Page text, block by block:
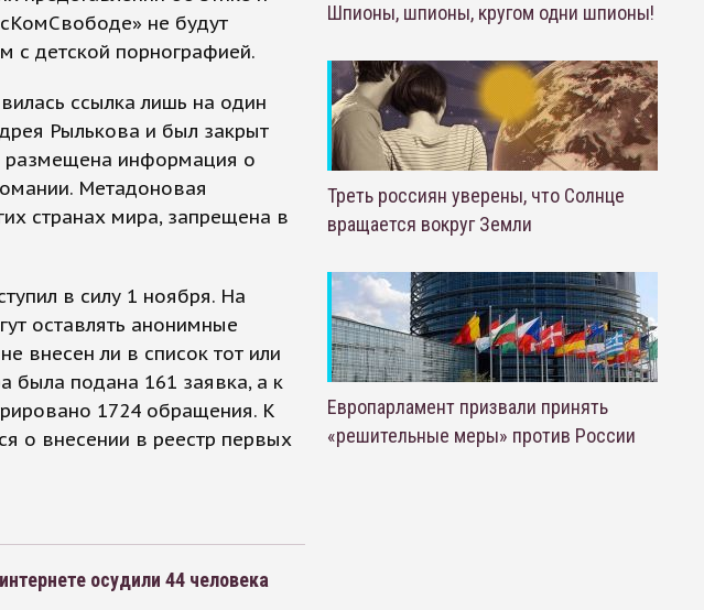
не будут
с детской порнографией.
ссылка лишь на один
Рылькова и был закрыт
размещена информация о
Метадоновая
странах мира, запрещена в
в силу 1 ноября. На
оставлять анонимные
внесен ли в список тот или
была подана 161 заявка, а к
1724 обращения. К
о внесении в реестр первых
осудили 44 человека
Шпионы, шпионы, кругом одни шпионы!
Треть россиян уверены, что Солнце
вращается вокруг Земли
Европарламент призвали принять
«решительные меры» против России